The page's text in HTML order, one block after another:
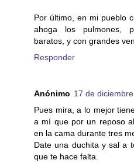
Por último, en mi pueblo
ahoga los pulmones,
baratos, y con grandes
Responder
Anónimo 17 de
Pues mira, a lo mejor
a mí que por un reposo
en la cama durante tres
Date una duchita y sal a
que te hace falta.